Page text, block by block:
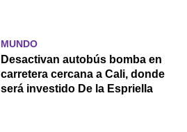
MUNDO
Desactivan autobús bomba en
carretera cercana a Cali, donde
será investido De la Espriella